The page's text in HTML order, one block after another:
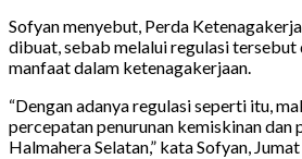
Sofyan menyebut, Perda
dibuat, sebab melalui regulasi
manfaat dalam ketenagakerjaan.
“Dengan adanya regulasi seperti itu,
percepatan penurunan kemiskinan dan
Halmahera Selatan,” kata Sofyan,